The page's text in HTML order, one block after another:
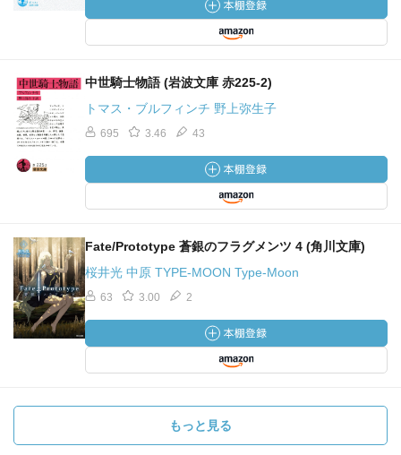
中世騎士物語 (岩波文庫 赤225-2)
トマス・ブルフィンチ 野上弥生子
695 3.46 43
Fate/Prototype 蒼銀のフラグメンツ 4 (角川文庫)
桜井光 中原 TYPE-MOON Type-Moon
63 3.00 2
もっと見る